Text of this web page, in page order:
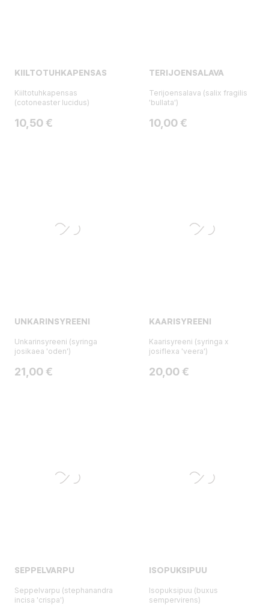
KIILTOTUHKAPENSAS
Kiiltotuhkapensas
(cotoneaster lucidus)
Hinta
10,50 €
TERIJOENSALAVA
Terijoensalava (salix fragilis
'bullata')
Hinta
10,00 €
UNKARINSYREENI
Unkarinsyreeni (syringa
josikaea 'oden')
Hinta
21,00 €
KAARISYREENI
Kaarisyreeni (syringa x
josiflexa 'veera')
Hinta
20,00 €
SEPPELVARPU
Seppelvarpu (stephanandra
incisa 'crispa')
ISOPUKSIPUU
Isopuksipuu (buxus
sempervirens)